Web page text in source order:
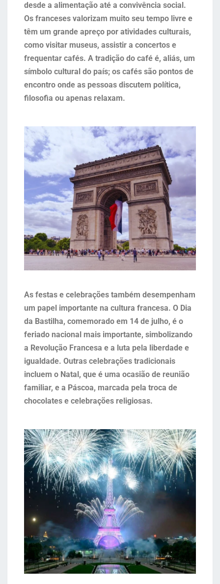
desde a alimentação até a convivência social.
Os franceses valorizam muito seu tempo livre e
têm um grande apreço por atividades culturais,
como visitar museus, assistir a concertos e
frequentar cafés. A tradição do café é, aliás, um
símbolo cultural do país; os cafés são pontos de
encontro onde as pessoas discutem política,
filosofia ou apenas relaxam.
As festas e celebrações também desempenham
um papel importante na cultura francesa. O Dia
da Bastilha, comemorado em 14 de julho, é o
feriado nacional mais importante, simbolizando
a Revolução Francesa e a luta pela liberdade e
igualdade. Outras celebrações tradicionais
incluem o Natal, que é uma ocasião de reunião
familiar, e a Páscoa, marcada pela troca de
chocolates e celebrações religiosas.